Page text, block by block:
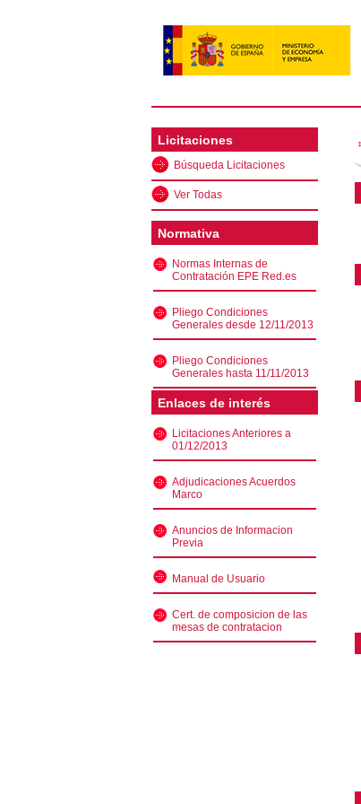
Licitaciones
Búsqueda Licitaciones
Ver Todas
Normativa
Normas Internas de
Contratación EPE Red.es
Pliego Condiciones
Generales desde 12/11/2013
Pliego Condiciones
Generales hasta 11/11/2013
Enlaces de interés
Licitaciones Anteriores a
01/12/2013
Adjudicaciones Acuerdos
Marco
Anuncios de Informacion
Previa
Manual de Usuario
Cert. de composicion de las
mesas de contratacion